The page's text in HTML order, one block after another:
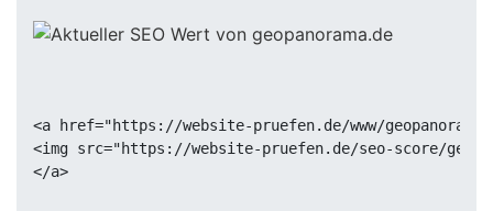
<a href="https://website-pruefen.de/www/
<img src="https://website-pruefen.de/seo-score/